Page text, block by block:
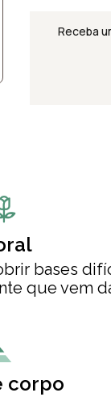
Receba
bases
que vem
corpo